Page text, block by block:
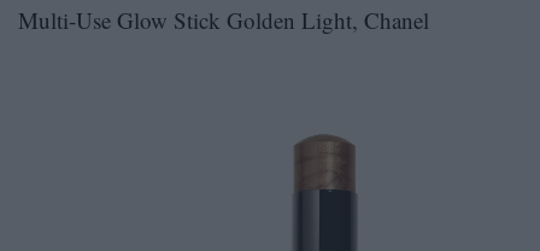
Multi-Use Glow Stick Golden Light, Chanel